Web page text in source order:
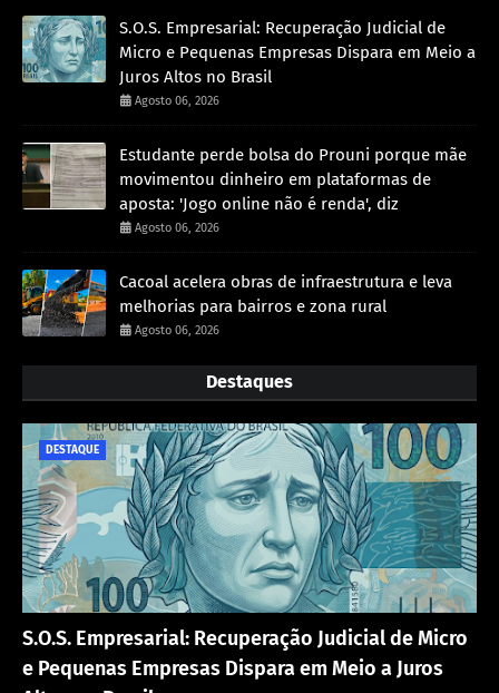
S.O.S. Empresarial: Recuperação Judicial de
Micro e Pequenas Empresas Dispara em Meio a
Juros Altos no Brasil
Agosto 06, 2026
Estudante perde bolsa do Prouni porque mãe
movimentou dinheiro em plataformas de
aposta: 'Jogo online não é renda', diz
Agosto 06, 2026
Cacoal acelera obras de infraestrutura e leva
melhorias para bairros e zona rural
Agosto 06, 2026
Destaques
DESTAQUE
S.O.S. Empresarial: Recuperação Judicial de Micro
e Pequenas Empresas Dispara em Meio a Juros